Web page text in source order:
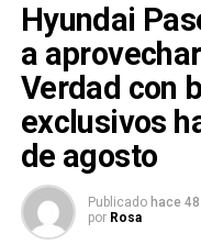
Hyundai
a
Verdad con
exclusivos
de agosto
Publicado hace
por Rosa